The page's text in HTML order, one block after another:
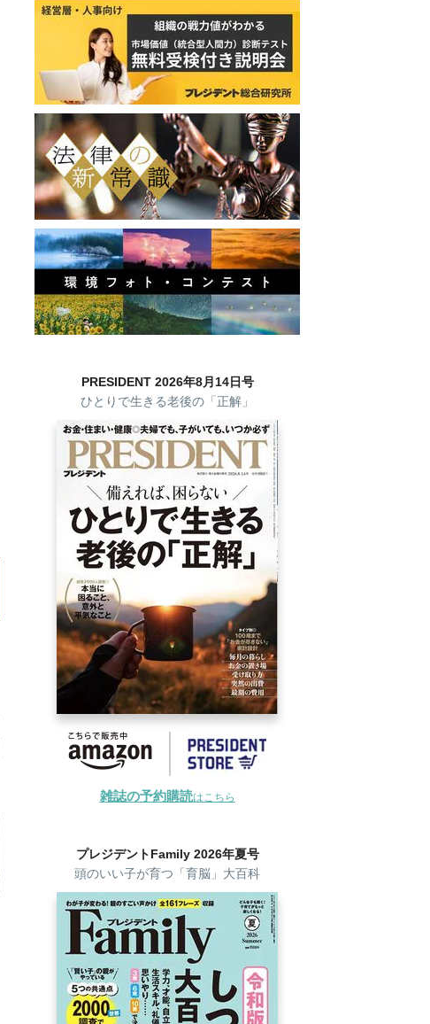
PRESIDENT 2026年8月14日号
ひとりで生きる老後の「正解」
雑誌の予約購読はこちら
プレジデントFamily 2026年夏号
頭のいい子が育つ「育脳」大百科